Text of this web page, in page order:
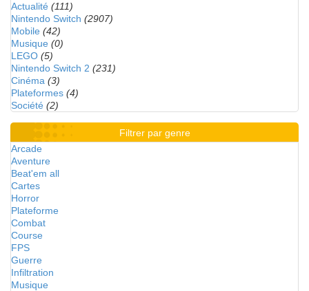
Actualité (111)
Nintendo Switch (2907)
Mobile (42)
Musique (0)
LEGO (5)
Nintendo Switch 2 (231)
Cinéma (3)
Plateformes (4)
Société (2)
Filtrer par genre
Arcade
Aventure
Beat'em all
Cartes
Horror
Plateforme
Combat
Course
FPS
Guerre
Infiltration
Musique